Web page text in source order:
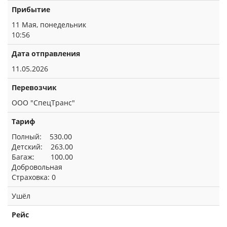
Прибытие
11 Мая, понедельник
10:56
Дата отправления
11.05.2026
Перевозчик
ООО "СпецТранс"
Тариф
Полный: 530.00
Детский: 263.00
Багаж: 100.00
Добровольная
Страховка: 0
Ушёл
Рейс